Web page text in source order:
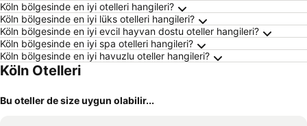
Köln bölgesinde en iyi otelleri hangileri?
Köln bölgesinde en iyi lüks otelleri hangileri?
Köln bölgesinde en iyi evcil hayvan dostu oteller hangileri?
Köln bölgesinde en iyi spa otelleri hangileri?
Köln bölgesinde en iyi havuzlu oteller hangileri?
Köln Otelleri
Bu oteller de size uygun olabilir...